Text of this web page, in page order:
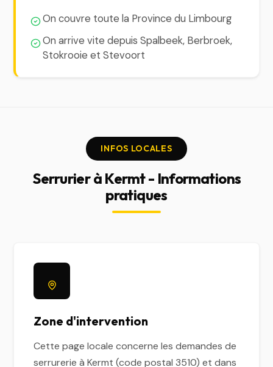
On couvre toute la Province du Limbourg
On arrive vite depuis Spalbeek, Berbroek,
Stokrooie et Stevoort
INFOS LOCALES
Serrurier à Kermt - Informations
pratiques
Zone d'intervention
Cette page locale concerne les demandes de
serrurerie à Kermt (code postal 3510) et dans